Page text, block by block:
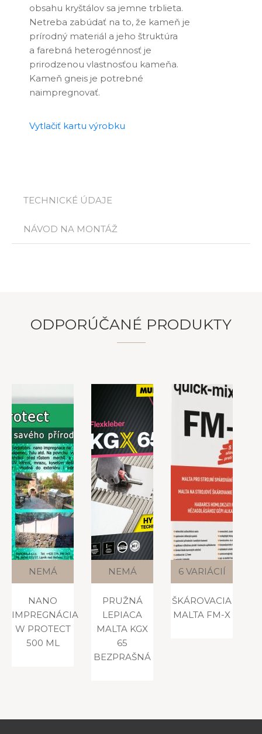
obsahu kryštálov sa jemne trblieta.
Netreba zabúdať na to, že kameň je
prírodný materiál a jeho štruktúra
a farebná heterogénnosť je
prirodzenou vlastnosťou kameňa.
Kameň gneis je potrebné
naimpregnovať.
Vytlačiť kartu výrobku
TECHNICKÉ ÚDAJE
NÁVOD NA MONTÁŽ
ODPORÚČANÉ PRODUKTY
NEMÁ
VARIÁCIE
NANO
IMPREGNÁCIA
W PROTECT
500 ML
NEMÁ
VARIÁCIE
PRUŽNÁ
LEPIACA
MALTA KGX
65
BEZPRAŠNÁ
6 VARIÁCIÍ
ŠKÁROVACIA
MALTA FM-X